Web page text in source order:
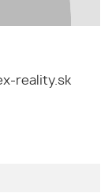
reality.sk